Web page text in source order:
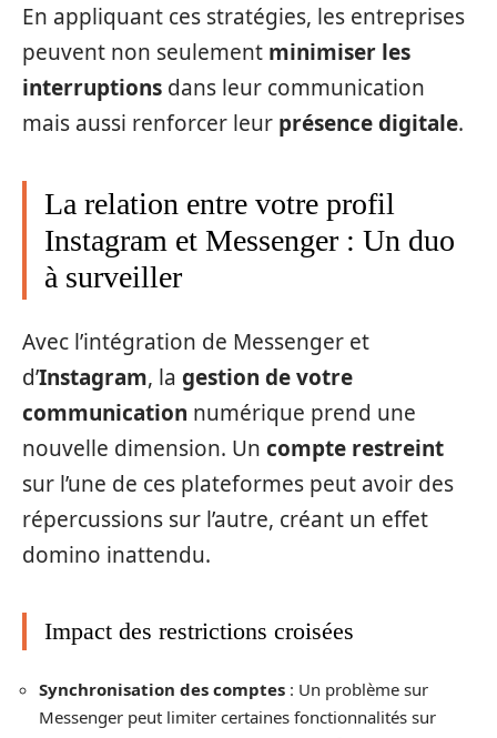
En appliquant ces stratégies, les entreprises
peuvent non seulement minimiser les
interruptions dans leur communication
mais aussi renforcer leur présence digitale.
La relation entre votre profil
Instagram et Messenger : Un duo
à surveiller
Avec l’intégration de Messenger et
d’Instagram, la gestion de votre
communication numérique prend une
nouvelle dimension. Un compte restreint
sur l’une de ces plateformes peut avoir des
répercussions sur l’autre, créant un effet
domino inattendu.
Impact des restrictions croisées
Synchronisation des comptes : Un problème sur
Messenger peut limiter certaines fonctionnalités sur